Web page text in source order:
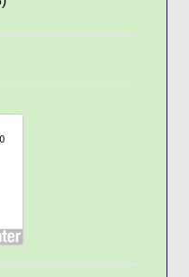
Diasah
Tay
Guan
yang Tepat